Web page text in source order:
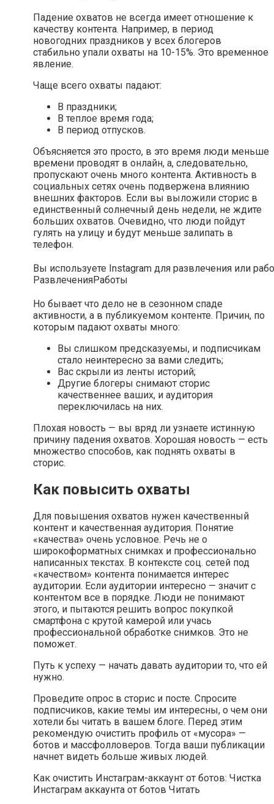
Падение охватов не всегда имеет отношение к
качеству контента. Например, в период
новогодних праздников у всех блогеров
стабильно упали охваты на 10-15%. Это временное
явление.
Чаще всего охваты падают:
В праздники;
В теплое время года;
В период отпусков.
Объясняется это просто, в это время люди меньше
времени проводят в онлайн, а, следовательно,
пропускают очень много контента. Активность в
социальных сетях очень подвержена влиянию
внешних факторов. Если вы выложили сторис в
единственный солнечный день недели, не ждите
больших охватов. Очевидно, что люди пойдут
гулять на улицу и будут меньше залипать в
телефон.
Вы используете Instagram для развлечения или
РазвлеченияРаботы
Но бывает что дело не в сезонном спаде
активности, а в публикуемом контенте. Причин, по
которым падают охваты много:
Вы слишком предсказуемы, и подписчикам
стало неинтересно за вами следить;
Вас скрыли из ленты историй;
Другие блогеры снимают сторис
качественнее ваших, и аудитория
переключилась на них.
Плохая новость — вы вряд ли узнаете истинную
причину падения охватов. Хорошая новость — есть
множество способов, как поднять охваты в
сторис.
Как повысить охваты
Для повышения охватов нужен качественный
контент и качественная аудитория. Понятие
«качества» очень условное. Речь не о
широкоформатных снимках и профессионально
написанных текстах. В контексте соц. сетей под
«качеством» контента понимается интерес
аудитории. Если аудитории интересно — значит с
контентом все в порядке. Люди не понимают
этого, и пытаются решить вопрос покупкой
смартфона с крутой камерой или учась
профессиональной обработке снимков. Это не
поможет.
Путь к успеху — начать давать аудитории то, что ей
нужно.
Проведите опрос в сторис и посте. Спросите
подписчиков, какие темы им интересны, о чем они
хотели бы читать в вашем блоге. Перед этим
рекомендую очистить профиль от «мусора» —
ботов и массфолловеров. Тогда ваши публикации
начнет видеть больше живых людей.
Как очистить Инстаграм-аккаунт от ботов: Чистка
Инстаграм аккаунта от ботов Читать